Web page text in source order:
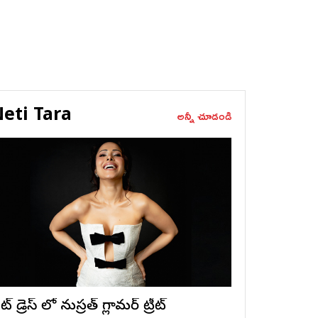
Tara అన్నీ చూడండి
డ్రెస్ లో నుస్ర‌త్ గ్లామ‌ర్ ట్రీట్